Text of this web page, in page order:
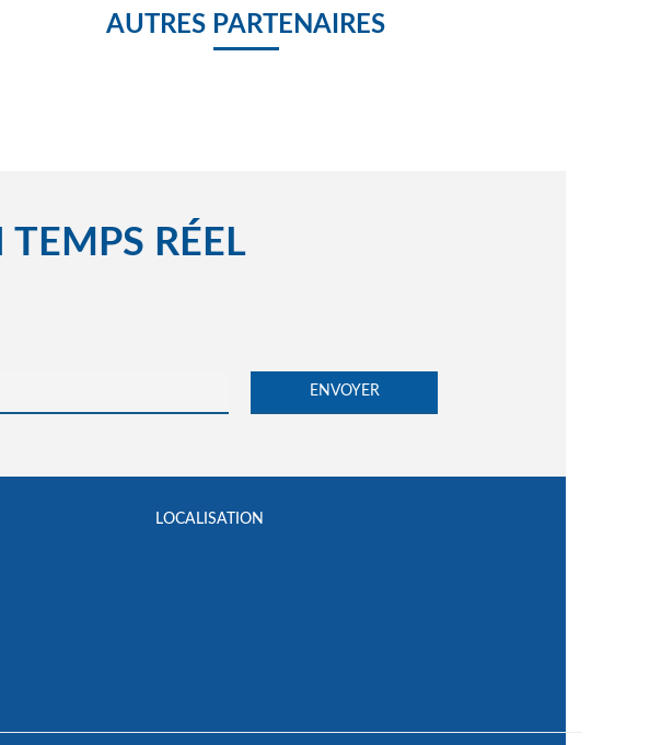
AUTRES PARTENAIRES
RÉEL
LOCALISATION